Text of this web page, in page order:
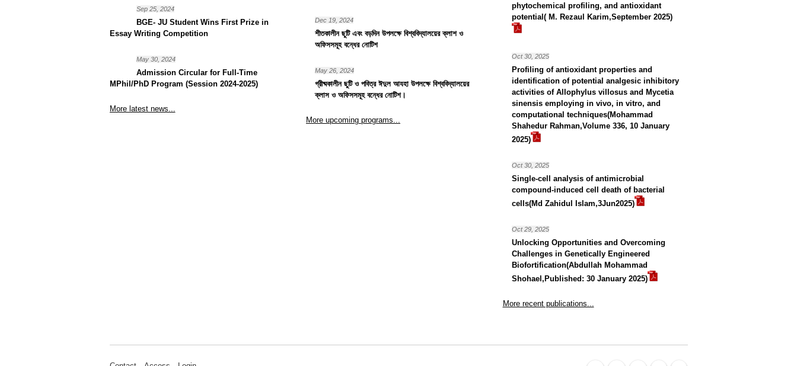
Sep 25, 2024
BGE- JU Student Wins First Prize in
Essay Writing Competition
May 30, 2024
Admission Circular for Full-Time
MPhil/PhD Program (Session 2024-2025)
More latest news...
Dec 19, 2024
শীতকালীন ছুটি এবং বড়দিন উপলক্ষে বিশ্ববিদ্যালয়ের ক্লাশ ও
অফিসসমূহ বন্ধের নোটিশ
May 26, 2024
গ্রীষ্মকালীন ছুটি ও পবিত্র ঈদুল আযহা উপলক্ষে বিশ্ববিদ্যালয়ের
ক্লাস ও অফিসসমূহ বন্ধের নোটিশ।
More upcoming programs...
phytochemical profiling, and antioxidant
potential( M. Rezaul Karim,September 2025)
Oct 30, 2025
Profiling of antioxidant properties and
identification of potential analgesic inhibitory
activities of Allophylus villosus and Mycetia
sinensis employing in vivo, in vitro, and
computational techniques(Mohammad
Shahedur Rahman,Volume 336, 10 January
2025)
Oct 30, 2025
Single-cell analysis of antimicrobial
compound-induced cell death of bacterial
cells(Md Zahidul Islam,3Jun2025)
Oct 29, 2025
Unlocking Opportunities and Overcoming
Challenges in Genetically Engineered
Biofortification(Abdullah Mohammad
Shohael,Published: 30 January 2025)
More recent publications...